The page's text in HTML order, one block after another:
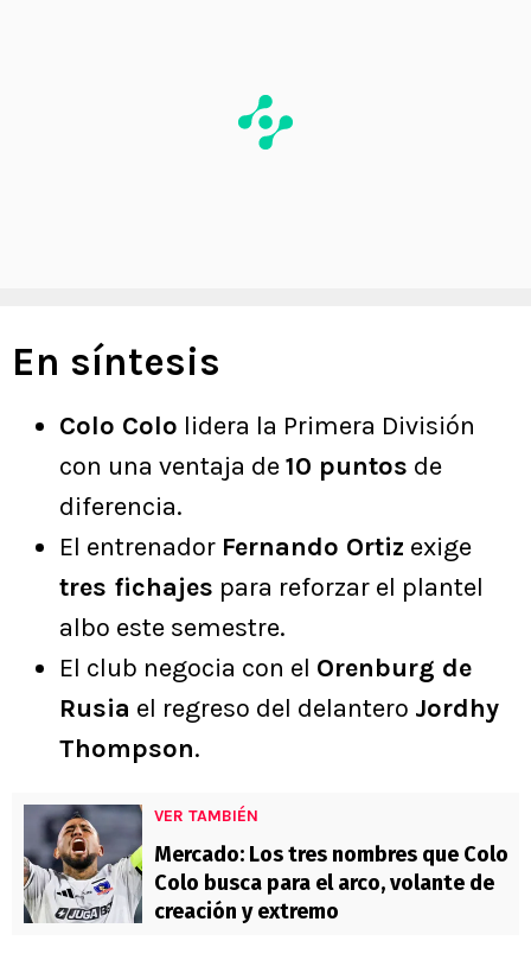
En síntesis
Colo Colo lidera la Primera División
con una ventaja de10 puntos de
diferencia.
El entrenador Fernando Ortiz exige
tres fichajes para reforzar el plantel
albo este semestre.
El club negocia con el Orenburg de
Rusia el regreso del delantero Jordhy
Thompson.
VER TAMBIÉN
Mercado: Los tres nombres que Colo
Colo busca para el arco, volante de
creación y extremo